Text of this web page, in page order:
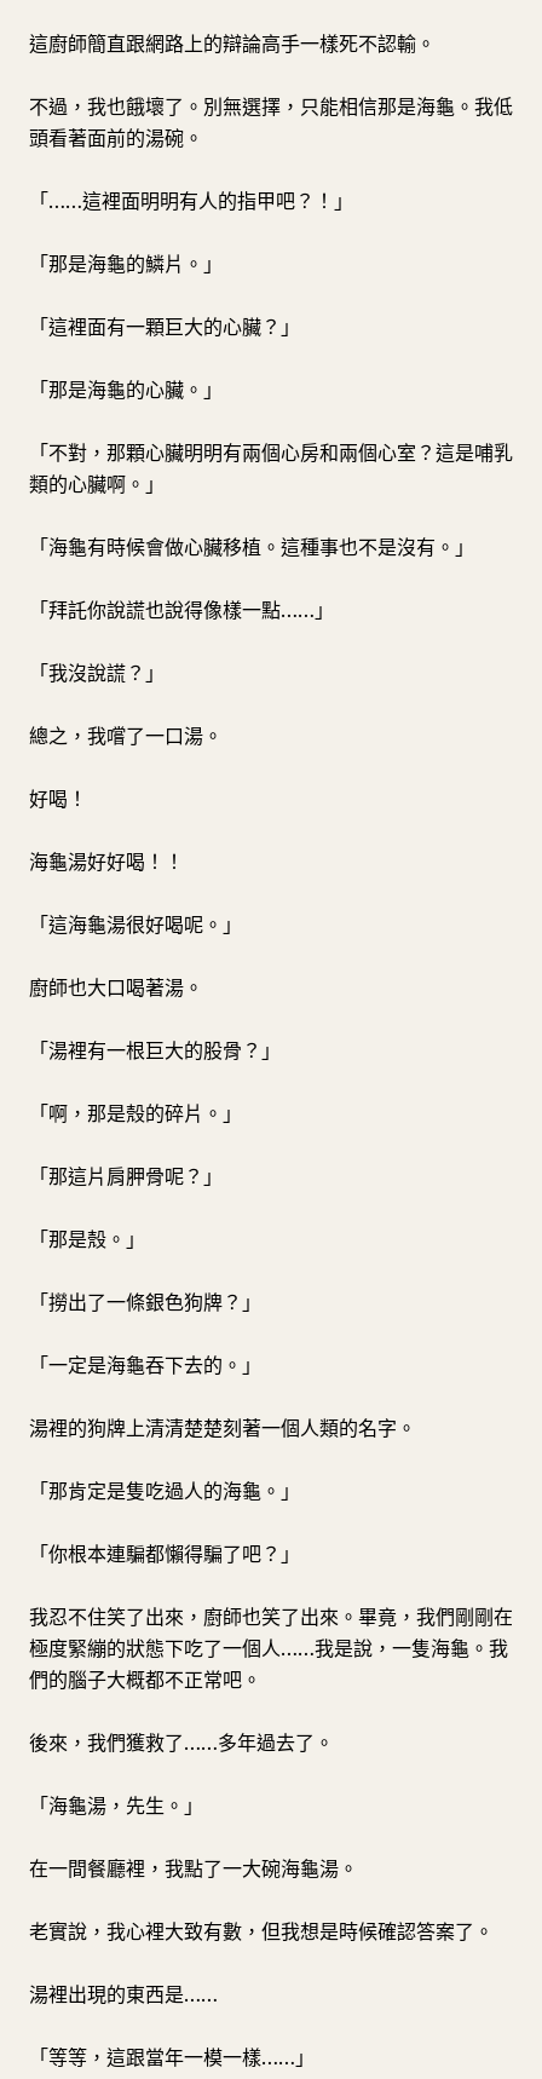
這廚師簡直跟網路上的辯論高手一樣死不認輸。
不過，我也餓壞了。別無選擇，只能相信那是海龜。我低
頭看著面前的湯碗。
「……這裡面明明有人的指甲吧？！」
「那是海龜的鱗片。」
「這裡面有一顆巨大的心臟？」
「那是海龜的心臟。」
「不對，那顆心臟明明有兩個心房和兩個心室？這是哺乳
類的心臟啊。」
「海龜有時候會做心臟移植。這種事也不是沒有。」
「拜託你說謊也說得像樣一點……」
「我沒說謊？」
總之，我嚐了一口湯。
好喝！
海龜湯好好喝！！
「這海龜湯很好喝呢。」
廚師也大口喝著湯。
「湯裡有一根巨大的股骨？」
「啊，那是殼的碎片。」
「那這片肩胛骨呢？」
「那是殼。」
「撈出了一條銀色狗牌？」
「一定是海龜吞下去的。」
湯裡的狗牌上清清楚楚刻著一個人類的名字。
「那肯定是隻吃過人的海龜。」
「你根本連騙都懶得騙了吧？」
我忍不住笑了出來，廚師也笑了出來。畢竟，我們剛剛在
極度緊繃的狀態下吃了一個人……我是說，一隻海龜。我
們的腦子大概都不正常吧。
後來，我們獲救了……多年過去了。
「海龜湯，先生。」
在一間餐廳裡，我點了一大碗海龜湯。
老實說，我心裡大致有數，但我想是時候確認答案了。
湯裡出現的東西是……
「等等，這跟當年一模一樣……」